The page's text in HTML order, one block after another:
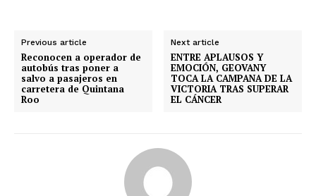
Previous article
Reconocen a operador de
autobús tras poner a
salvo a pasajeros en
carretera de Quintana
Roo
Next article
ENTRE APLAUSOS Y
EMOCIÓN, GEOVANY
TOCA LA CAMPANA DE LA
VICTORIA TRAS SUPERAR
EL CÁNCER